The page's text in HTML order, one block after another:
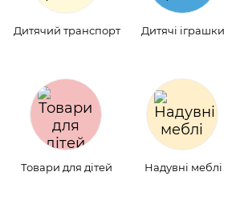
Дитячий транспорт Дитячі іграшки
Товари для дітей Надувні меблі